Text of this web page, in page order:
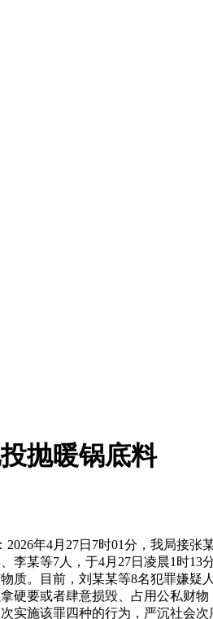
抛暖锅底料
年4月27日7时01分，我局接张
李某等7人，于4月27日凌晨1时
质。目前，刘某某等8名犯罪嫌
硬要或者肆意损毁、占用公私财
实施该罪四种的行为，严沉社会